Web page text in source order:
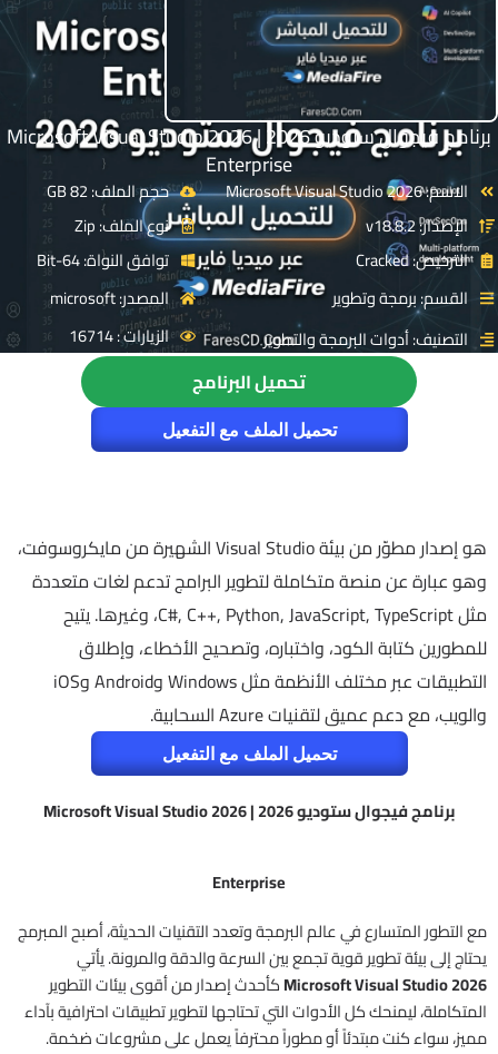
برنامج فيجوال ستوديو 2026 | Microsoft Visual Studio 2026
Enterprise
الاسم: Microsoft Visual Studio 2026
الإصدار: v18.8.2
الترخيص: Cracked
القسم: برمجة وتطوير
التصنيف: أدوات البرمجة والتطوير
حجم الملف: 82 GB
نوع الملف: Zip
توافق النواة: 64-Bit
المصدر: microsoft
الزيارات : 16714
تحميل البرنامج
تحميل الملف مع التفعيل
هو إصدار مطوّر من بيئة Visual Studio الشهيرة من مايكروسوفت،
وهو عبارة عن منصة متكاملة لتطوير البرامج تدعم لغات متعددة
مثل C#, C++, Python, JavaScript, TypeScript، وغيرها. يتيح
للمطورين كتابة الكود، واختباره، وتصحيح الأخطاء، وإطلاق
التطبيقات عبر مختلف الأنظمة مثل Windows وAndroid وiOS
والويب، مع دعم عميق لتقنيات Azure السحابية.
تحميل الملف مع التفعيل
برنامج فيجوال ستوديو 2026 | Microsoft Visual Studio 2026
Enterprise
مع التطور المتسارع في عالم البرمجة وتعدد التقنيات الحديثة، أصبح المبرمج
يحتاج إلى بيئة تطوير قوية تجمع بين السرعة والدقة والمرونة. يأتي
Microsoft Visual Studio 2026كأحدث إصدار من أقوى بيئات التطوير
المتكاملة، ليمنحك كل الأدوات التي تحتاجها لتطوير تطبيقات احترافية بآداء
مميز، سواء كنت مبتدئاً أو مطوراً محترفاً يعمل على مشروعات ضخمة.